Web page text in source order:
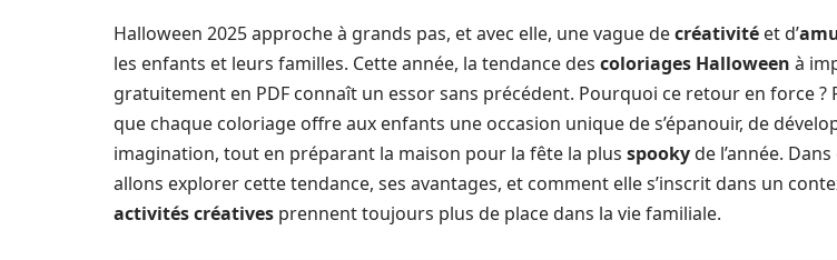
Halloween 2025 approche à grands pas, et avec elle, une vague decréativité et d’
les enfants et leurs familles. Cette année, la tendance des coloriages Halloween à
gratuitement en PDF connaît un essor sans précédent. Pourquoi ce retour en force ?
que chaque coloriage offre aux enfants une occasion unique de s’épanouir, de
imagination, tout en préparant la maison pour la fête la plus spookyde l’année.
allons explorer cette tendance, ses avantages, et comment elle s’inscrit dans un
activités créatives prennent toujours plus de place dans la vie familiale.